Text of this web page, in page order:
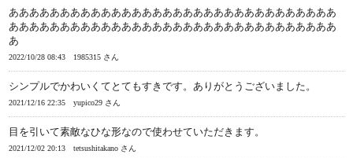
ああああああああああああああああああああああああああああああああ
ああああああああああああああああああああああああああああああああ
あ
2022/10/28 08:43 1985315 さん
シンプルでかわいくてとてもすきです。ありがとうございました。
2021/12/16 22:35 yupico29 さん
目を引いて素敵なひな形なので使わせていただきます。
2021/12/02 20:13 tetsushitakano さん